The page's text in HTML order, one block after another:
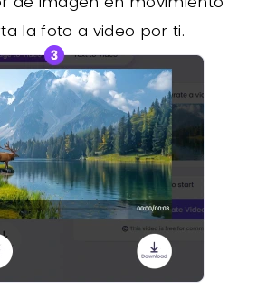
la foto a video por ti.